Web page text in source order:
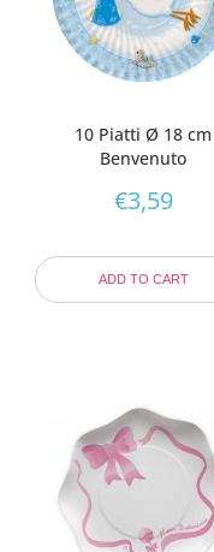
10 Piatti Ø 18 cm
Benvenuto
€3,59
ADD TO CART